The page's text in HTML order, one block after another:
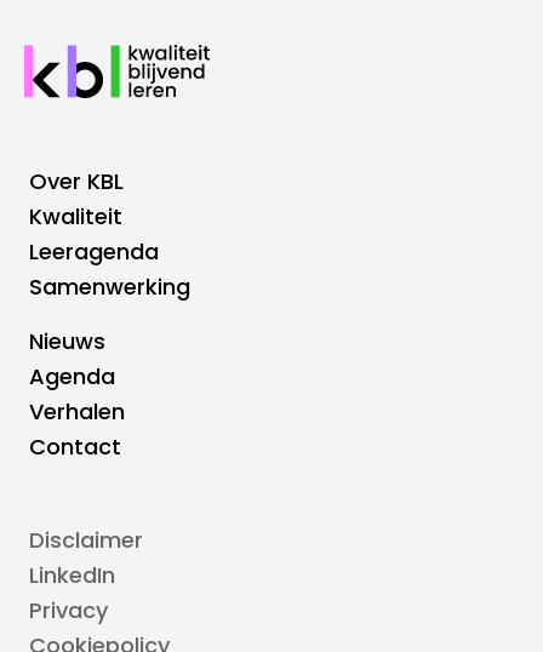
Footer
Hoofdnavigatie
Over KBL
Kwaliteit
Leeragenda
Samenwerking
Footer
Top
navigatie
Nieuws
Agenda
Verhalen
Contact
Voetnavigatie
Disclaimer
LinkedIn
Privacy
Cookiepolicy